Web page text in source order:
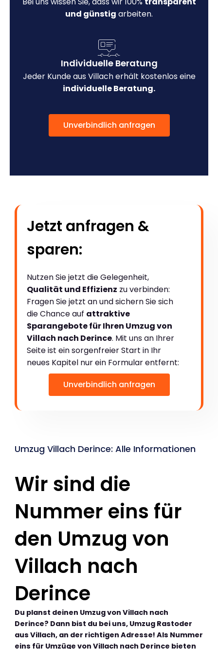
und günstig arbeiten.
Individuelle Beratung
Jeder Kunde aus Villach erhält kostenlos eine
individuelle Beratung.
Unverbindlich anfragen
Jetzt anfragen &
sparen:
Nutzen Sie jetzt die Gelegenheit,
Qualität und Effizienz zu verbinden:
Fragen Sie jetzt an und sichern Sie sich
die Chance auf attraktive
Sparangebote für Ihren Umzug von
Villach nach Derince. Mit uns an Ihrer
Seite ist ein sorgenfreier Start in Ihr
neues Kapitel nur ein Formular entfernt:
Unverbindlich anfragen
Umzug Villach Derince: Alle Informationen
Wir sind die
Nummer eins für
den Umzug von
Villach nach
Derince
Du planst deinen Umzug von Villach nach
Derince? Dann bist du bei uns, Umzug Rastoder
aus Villach, an der richtigen Adresse! Als Nummer
eins für Umzüge von Villach nach Derince bieten